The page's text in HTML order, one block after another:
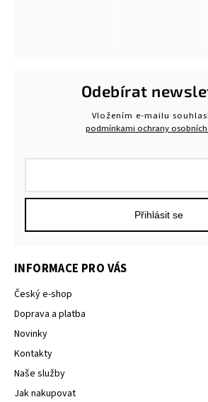
INFORMACE PRO VÁS
Český e-shop
Doprava a platba
Novinky
Kontakty
Naše služby
Jak nakupovat
Odebírat
Vložením e-mailu
podmínkami ochrany
Přihlásit se